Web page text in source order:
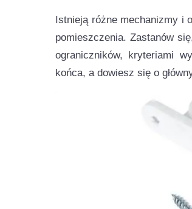
Istnieją różne mechanizmy i
pomieszczenia. Zastanów
ograniczników, kryteriami
końca, a dowiesz się o